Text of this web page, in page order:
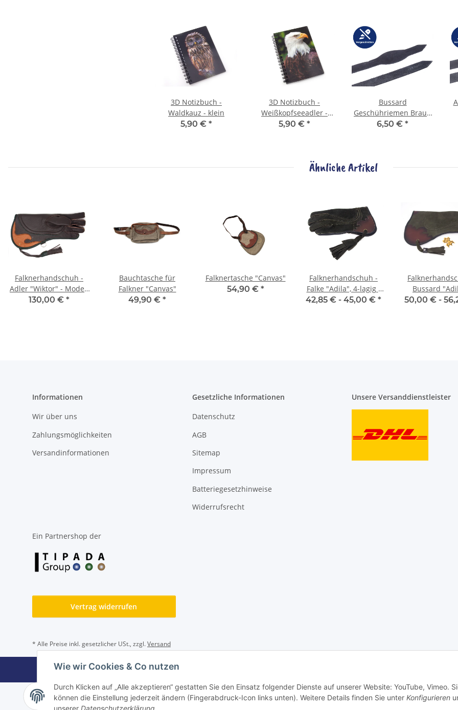
Wie wir Cookies & Co nutzen
Durch Klicken auf „Alle akzeptieren“ gestatten Sie den Einsatz folgender Dienste auf unserer Website: YouTube, Vimeo.
können die Einstellung jederzeit ändern (Fingerabdruck-Icon links unten). Weitere Details finden Sie unter Konfigurieren
3D Notizbuch -
Waldkauz - klein
5,90 € *
3D Notizbuch -
Weißkopfseeadler -
klein
5,90 € *
Bussard
Geschühriemen Braun
weich
6,50 € *
Ähnliche Artikel
Falknerhandschuh -
Adler "Wiktor" - Modell
15
130,00 € *
Bauchtasche für
Falkner "Canvas"
49,90 € *
Falknertasche "Canvas"
54,90 € *
Falknerhandschuh -
Falke "Adila", 4-lagig -
Dunkelgrün / Braun
42,85 € - 45,00 € *
Bussard
Dunkelgrün /
50,00 € -
Informationen
Wir über uns
Zahlungsmöglichkeiten
Versandinformationen
Gesetzliche Informationen
Datenschutz
AGB
Sitemap
Impressum
Batteriegesetzhinweise
Widerrufsrecht
Unsere Versanddienstleister
Ein Partnershop der
Vertrag widerrufen
* Alle Preise inkl. gesetzlicher USt., zzgl.Versand